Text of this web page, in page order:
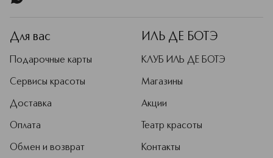
Для вас
Подарочные карты
Сервисы красоты
Доставка
Оплата
Обмен и возврат
ИЛЬ ДЕ БОТЭ
КЛУБ ИЛЬ ДЕ БОТЭ
Магазины
Акции
Театр красоты
Контакты